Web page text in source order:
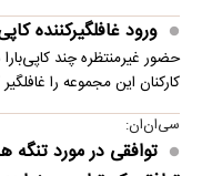
ورود غافلگیرکننده
حضور غیرمنتظره چند
کارکنان این مجموعه را
سی‌ان‌ان:
توافقی در مورد